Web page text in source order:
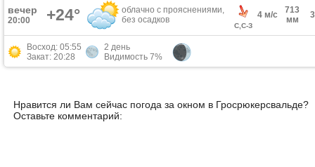
вечер
20:00 +24°
облачно с прояснениями,
без осадков
С,С-З
4 м/с
713
мм
Восход: 05:55
Закат: 20:28
2 день
Видимость 7%
Нравится ли Вам сейчас погода за окном в Гросрюкерсвальде?
Оставьте комментарий: